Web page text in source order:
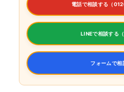
電話で相談する（
LINEで相談する（
フォームで相